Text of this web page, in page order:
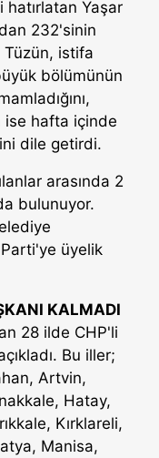
hatırlatan Yaşar
232'sinin
istifa
bölümünün
ise hafta içinde
dile getirdi.
arasında 2
bulunuyor.
üyelik
KALMADI
28 ilde CHP'li
Bu iller;
Artvin,
Hatay,
Kırklareli,
Manisa,